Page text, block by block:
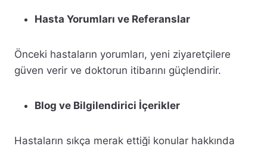
Hasta Yorumları ve Referanslar
Önceki hastaların yorumları, yeni ziyaretçilere
güven verir ve doktorun itibarını güçlendirir.
Blog ve Bilgilendirici İçerikler
Hastaların sıkça merak ettiği konular hakkında